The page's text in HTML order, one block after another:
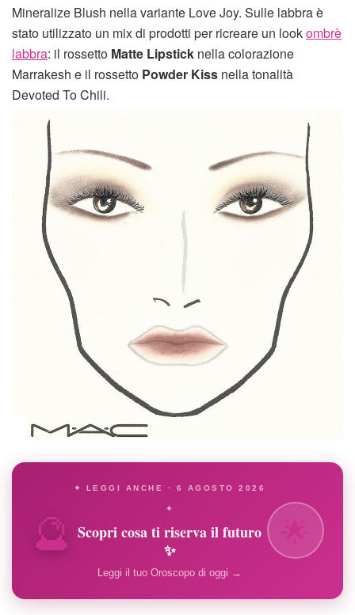
Mineralize Blush nella variante Love Joy. Sulle labbra è
stato utilizzato un mix di prodotti per ricreare un lookombrè
labbra: il rossetto Matte Lipstick nella colorazione
Marrakesh e il rossetto Powder Kiss nella tonalità
Devoted To Chili.
🔮
✦ LEGGI ANCHE · 6 AGOSTO 2026
✦
Scopri cosa ti riserva il futuro
✨
Leggi il tuo Oroscopo di oggi →